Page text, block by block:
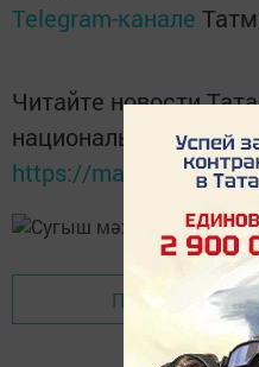
Telegram-канале
Читайте новости
национальном
https://max.ru/
Перейти на